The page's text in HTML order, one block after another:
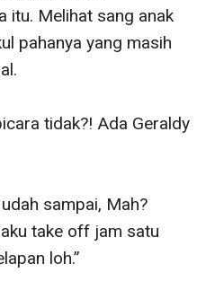
itu. Melihat sang anak
pahanya yang masih
tidak?! Ada Geraldy
sampai, Mah?
take off jam satu
loh.”